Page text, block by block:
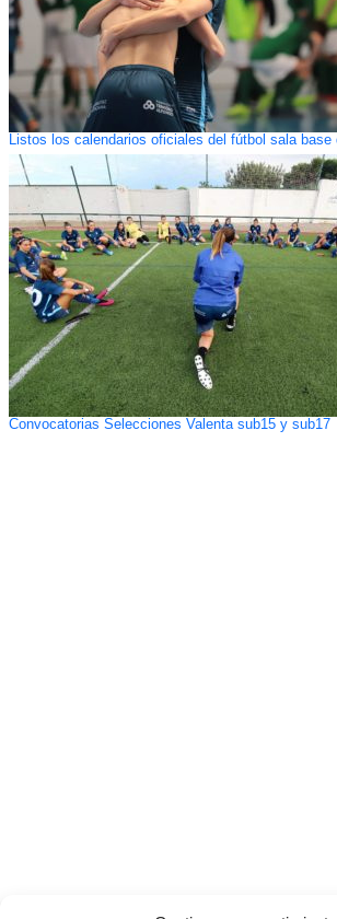
Listos los calendarios oficiales del fútbol sala base
Convocatorias Selecciones Valenta sub15 y sub17